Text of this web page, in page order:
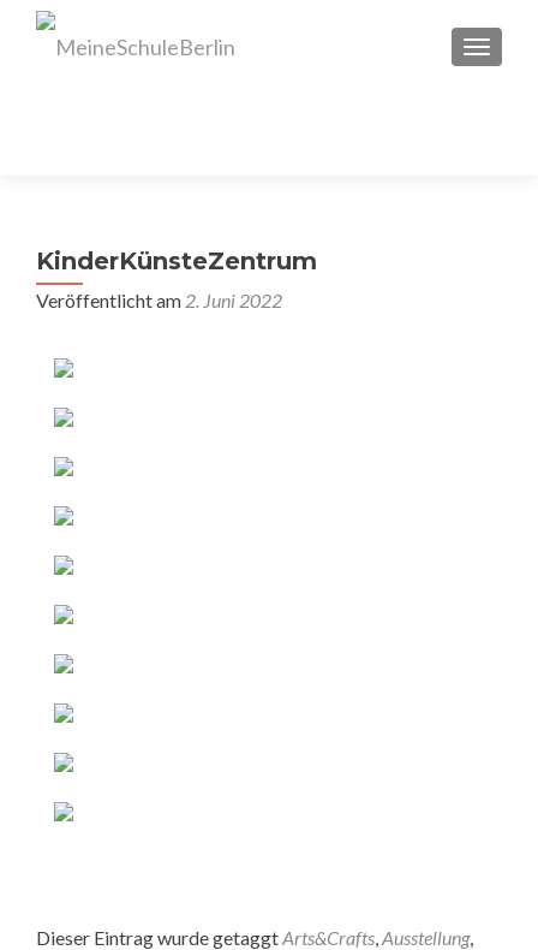
KinderKünsteZentrum
Veröffentlicht am 2. Juni 2022
Dieser Eintrag wurde getaggtArts&Crafts,Ausstellung,